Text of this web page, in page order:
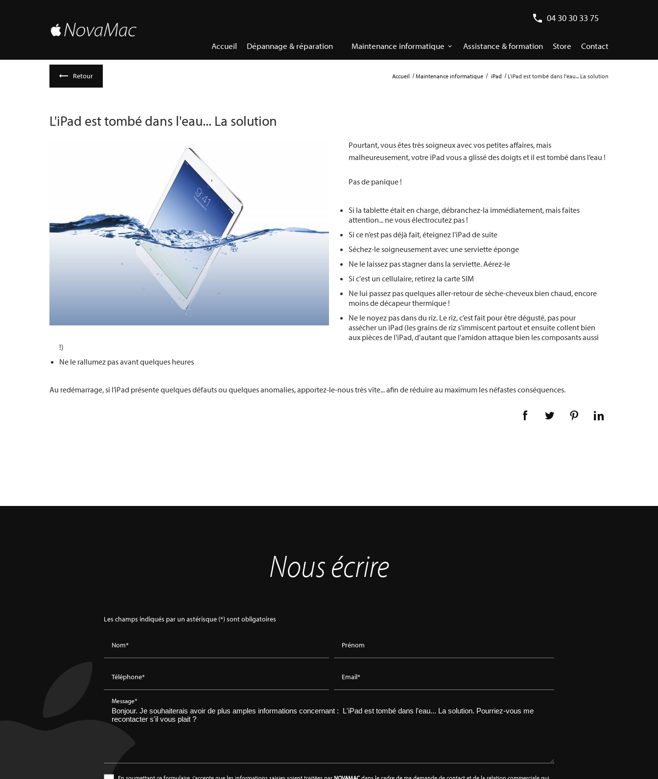
04 30 30 33 75
Accueil Dépannage & réparation Maintenance informatique Assistance & formation Store Contact
Accueil Maintenance informatique iPad L'iPad est tombé dans l'eau... La solution
Retour
L'iPad est tombé dans l'eau... La solution
Pourtant, vous êtes très soigneux avec vos petites affaires, mais
malheureusement, votre iPad vous a glissé des doigts et il est tombé dans l’eau !
Pas de panique !
Si la tablette était en charge, débranchez-la immédiatement, mais faites
attention... ne vous électrocutez pas !
Si ce n’est pas déjà fait, éteignez l'iPad de suite
Séchez-le soigneusement avec une serviette éponge
Ne le laissez pas stagner dans la serviette. Aérez-le
Si c'est un cellulaire, retirez la carte SIM
Ne lui passez pas quelques aller-retour de sèche-cheveux bien chaud, encore
moins de décapeur thermique !
Ne le noyez pas dans du riz. Le riz, c’est fait pour être dégusté, pas pour
assécher un iPad (les grains de riz s'immiscent partout et ensuite collent bien
aux pièces de l'iPad, d'autant que l'amidon attaque bien les composants aussi
!)
Ne le rallumez pas avant quelques heures
Au redémarrage, si l’iPad présente quelques défauts ou quelques anomalies, apportez-le-nous très vite... afin de réduire au maximum les néfastes conséquences.
Nous écrire
Les champs indiqués par un astérisque (*) sont obligatoires
Nom* Prénom
Téléphone* Email*
Message*